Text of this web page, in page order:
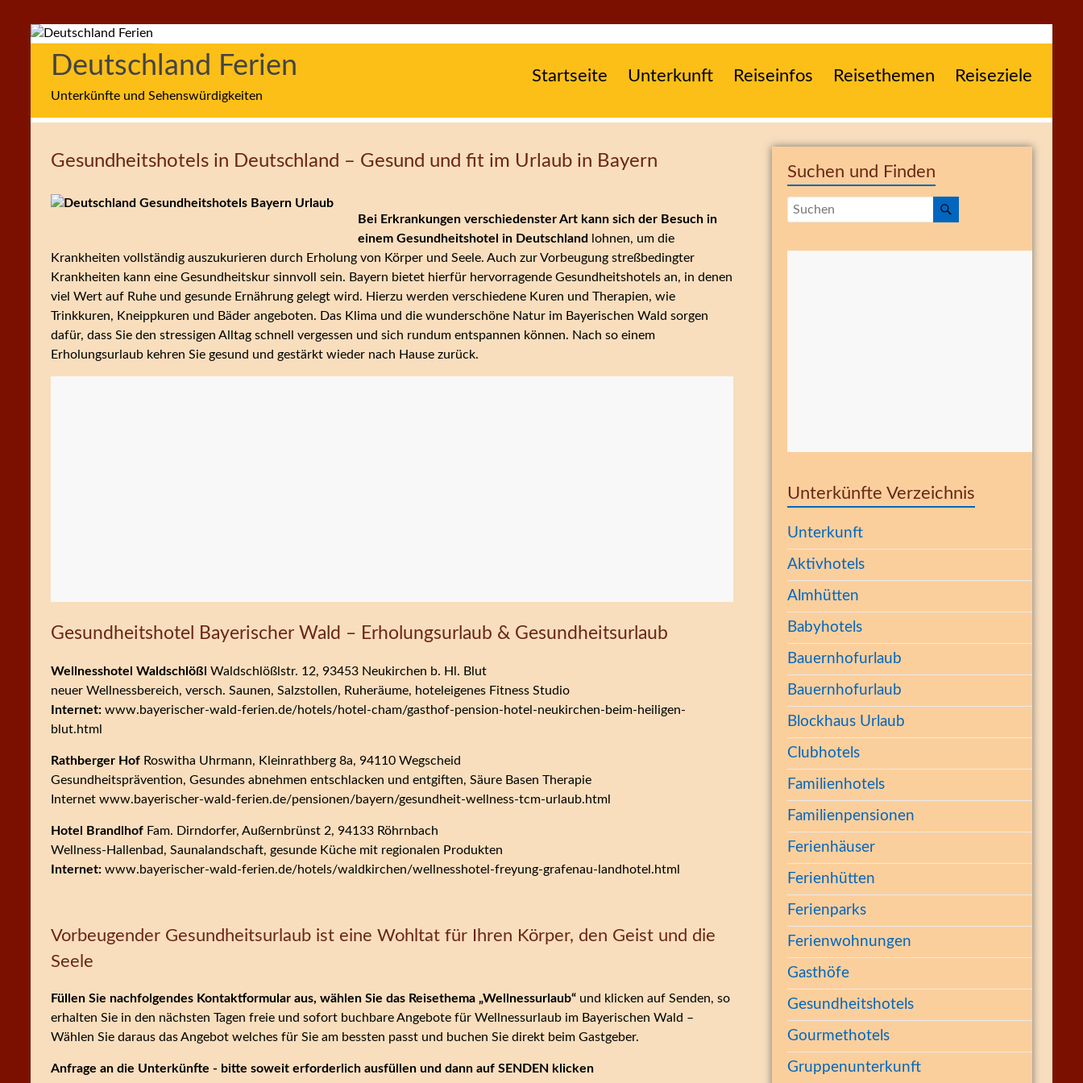
Zum
springenDeutschland Ferien
Unterkünfte und Sehenswürdigkeiten
Startseite Unterkunft Reiseinfos Reisethemen Reiseziele
Gesundheitshotels in Deutschland – Gesund und fit im Urlaub in Bayern
Bei Erkrankungen verschiedenster Art kann sich der Besuch in
einem Gesundheitshotel in Deutschland
lohnen, um die
Krankheiten vollständig auszukurieren durch Erholung von Körper und Seele. Auch zur Vorbeugung streßbedingter
Krankheiten kann eine Gesundheitskur sinnvoll sein. Bayern bietet hierfür hervorragende Gesundheitshotels an, in denen
viel Wert auf Ruhe und gesunde Ernährung gelegt wird. Hierzu werden verschiedene Kuren und Therapien, wie
Trinkkuren, Kneippkuren und Bäder angeboten. Das Klima und die wunderschöne Natur im Bayerischen Wald sorgen
dafür, dass Sie den stressigen Alltag schnell vergessen und sich rundum entspannen können. Nach so einem
Erholungsurlaub kehren Sie gesund und gestärkt wieder nach Hause zurück.
Gesundheitshotel Bayerischer Wald – Erholungsurlaub & Gesundheitsurlaub
Wellnesshotel Waldschlößl Waldschlößlstr. 12, 93453 Neukirchen b. Hl. Blut
neuer Wellnessbereich, versch. Saunen, Salzstollen, Ruheräume, hoteleigenes Fitness Studio
Internet: www.bayerischer-wald-ferien.de/hotels/hotel-cham/gasthof-pension-hotel-neukirchen-beim-heiligen-
blut.html
Rathberger Hof Roswitha Uhrmann, Kleinrathberg 8a, 94110 Wegscheid
Gesundheitsprävention, Gesundes abnehmen entschlacken und entgiften, Säure Basen Therapie
Internet www.bayerischer-wald-ferien.de/pensionen/bayern/gesundheit-wellness-tcm-urlaub.html
Hotel Brandlhof Fam. Dirndorfer, Außernbrünst 2, 94133 Röhrnbach
Wellness-Hallenbad, Saunalandschaft, gesunde Küche mit regionalen Produkten
Internet: www.bayerischer-wald-ferien.de/hotels/waldkirchen/wellnesshotel-freyung-grafenau-landhotel.html
Vorbeugender Gesundheitsurlaub ist eine Wohltat für Ihren Körper, den Geist und die
Seele
Füllen Sie nachfolgendes Kontaktformular aus, wählen Sie das Reisethema „Wellnessurlaub“ und klicken auf Senden, so
erhalten Sie in den nächsten Tagen freie und sofort buchbare Angebote für Wellnessurlaub im Bayerischen Wald –
Wählen Sie daraus das Angebot welches für Sie am bessten passt und buchen Sie direkt beim Gastgeber.
Anfrage an die Unterkünfte - bitte soweit erforderlich ausfüllen und dann auf SENDEN klicken
Suchen und Finden
Unterkünfte Verzeichnis
Unterkunft
Aktivhotels
Almhütten
Babyhotels
Bauernhofurlaub
Bauernhofurlaub
Blockhaus Urlaub
Clubhotels
Familienhotels
Familienpensionen
Ferienhäuser
Ferienhütten
Ferienparks
Ferienwohnungen
Gasthöfe
Gesundheitshotels
Gourmethotels
Gruppenunterkunft